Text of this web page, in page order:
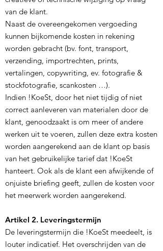
van de klant.
Naast de overeengekomen vergoeding
kunnen bijkomende kosten in rekening
worden gebracht (bv. font, transport,
verzending, importrechten, prints,
vertalingen, copywriting, ev. fotografie &
stockfotografie, scankosten …).
Indien !KoeSt, door het niet tijdig of niet
correct aanleveren van materialen door de
klant, genoodzaakt is om meer of andere
werken uit te voeren, zullen deze extra kosten
worden aangerekend aan de klant op basis
van het gebruikelijke tarief dat !KoeSt
hanteert. Ook als de klant een afwijkende of
onjuiste briefing geeft, zullen de kosten voor
het meerwerk worden aangerekend.
Artikel 2. Leveringstermijn
De leveringstermijn die !KoeSt meedeelt, is
louter indicatief. Het overschrijden van de